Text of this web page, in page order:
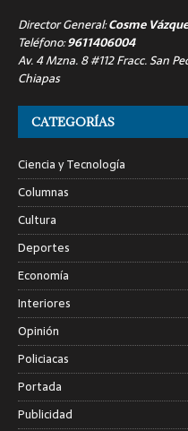
Director General:Cosme
Teléfono:9611406004
Av. 4 Mzna. 8 #112 Fracc. San
Chiapas
CATEGORÍAS
Ciencia y Tecnología
Columnas
Cultura
Deportes
Economía
Interiores
Opinión
Policiacas
Portada
Publicidad